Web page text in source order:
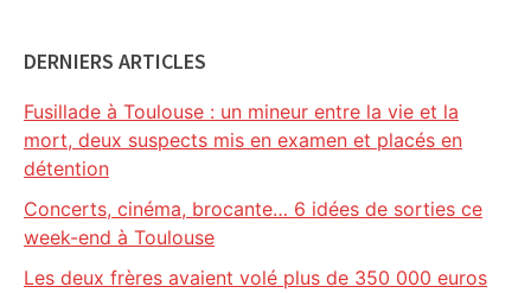
DERNIERS ARTICLES
Fusillade à Toulouse : un mineur entre la vie et la
mort, deux suspects mis en examen et placés en
détention
Concerts, cinéma, brocante… 6 idées de sorties ce
week-end à Toulouse
Les deux frères avaient volé plus de 350 000 euros